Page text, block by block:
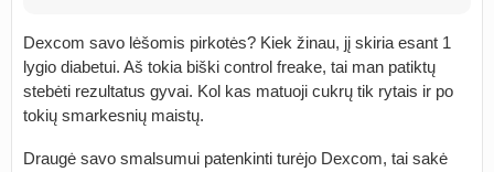
Dexcom savo lėšomis pirkotės? Kiek žinau, jį skiria esant 1
lygio diabetui. Aš tokia biški control freake, tai man patiktų
stebėti rezultatus gyvai. Kol kas matuoji cukrų tik rytais ir po
tokių smarkesnių maistų.
Draugė savo smalsumui patenkinti turėjo Dexcom, tai sakė